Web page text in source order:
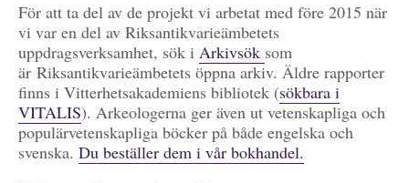
För att ta del av de projekt vi arbetat med före 2015 när
vi var en del av Riksantikvarieämbetets
uppdragsverksamhet, sök i Arkivsök som
är Riksantikvarieämbetets öppna arkiv. Äldre rapporter
finns i Vitterhetsakademiens bibliotek (sökbara i
VITALIS). Arkeologerna ger även ut vetenskapliga och
populärvetenskapliga böcker på både engelska och
svenska. Du beställer dem i vår bokhandel.